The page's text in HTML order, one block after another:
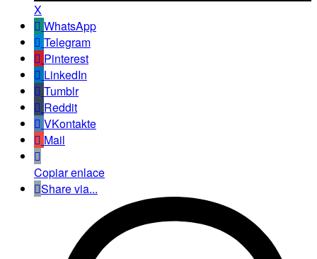
X
WhatsApp
Telegram
Pinterest
LinkedIn
Tumblr
Reddit
VKontakte
Mail
Copiar enlace
Share via...